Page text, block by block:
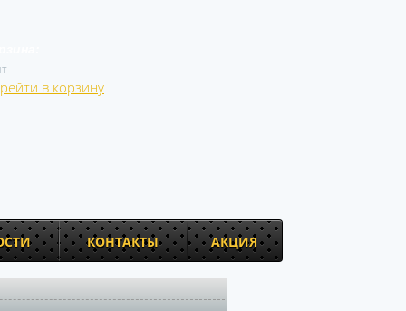
в корзину
КОНТАКТЫ АКЦИЯ